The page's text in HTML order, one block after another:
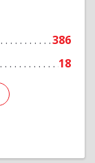
386
18